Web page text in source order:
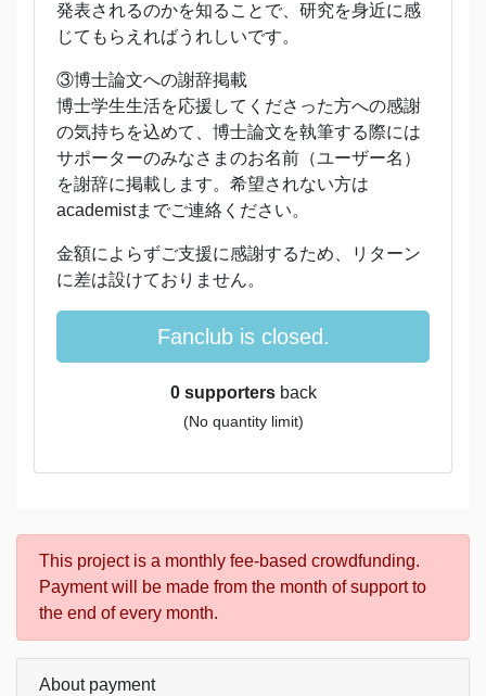
発表されるのかを知ることで、研究を身近に感
じてもらえればうれしいです。
③博士論文への謝辞掲載
博士学生生活を応援してくださった方への感謝
の気持ちを込めて、博士論文を執筆する際には
サポーターのみなさまのお名前（ユーザー名）
を謝辞に掲載します。希望されない方は
academistまでご連絡ください。
金額によらずご支援に感謝するため、リターン
に差は設けておりません。
Fanclub is closed.
0 supportersback
(No quantity limit)
This project is a monthly fee-based crowdfunding.
Payment will be made from the month of support to
the end of every month.
About payment